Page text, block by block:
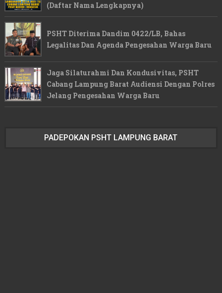
(Daftar Nama Lengkapnya)
PSHT Diterima Dandim 0422/LB, Bahas
Legalitas Dan Agenda Pengesahan Warga Baru
Jaga Silaturahmi Dan Kondusivitas, PSHT
Cabang Lampung Barat Audiensi Dengan Polres
Jelang Pengesahan Warga Baru
PADEPOKAN PSHT LAMPUNG BARAT